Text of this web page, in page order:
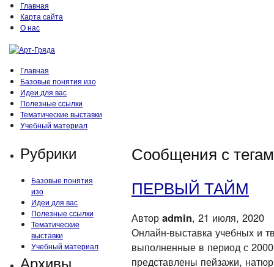
Главная
Карта сайта
О нас
Главная
Базовые понятия изо
Идеи для вас
Полезные ссылки
Тематические выставки
Учебный материал
Рубрики
Базовые понятия
изо
Идеи для вас
Полезные ссылки
Тематические
выставки
Учебный материал
Архивы
Сообщения с
ПЕРВЫЙ ТАЙМ
Автор admin, 21 июля, 2020
Онлайн-выставка учебных и
выполненные в период с
представлены пейзажи,